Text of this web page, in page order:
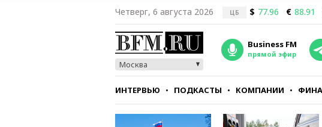
Четверг, 6 августа 2026 ЦБ $ 77.96 € 88.91
Москва
Business FM
прямой эфир
ИНТЕРВЬЮ ПОДКАСТЫ КОМПАНИИ
СТИЛЬ ТЕСТЫ